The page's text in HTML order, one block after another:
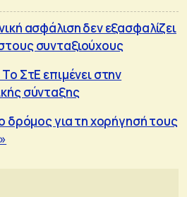
ασφάλιση δεν εξασφαλίζει
συνταξιούχους
ΣτΕ επιμένει στην
σύνταξης
δρόμος για τη χορήγησή τους